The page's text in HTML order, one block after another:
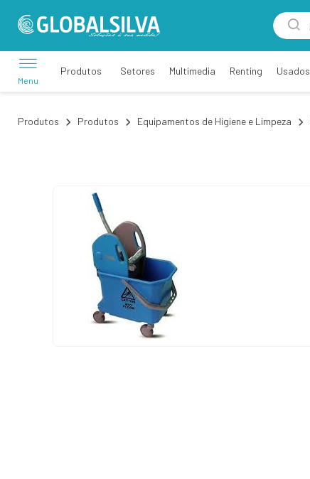
Menu
Produtos Setores Multimedia Renting Usados
Produtos Produtos Equipamentos de Higiene e Limpeza